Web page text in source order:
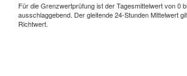
Für die Grenzwertprüfung ist der Tagesmittelwert von 0
ausschlaggebend. Der gleitende 24-Stunden Mittelwert
Richtwert.